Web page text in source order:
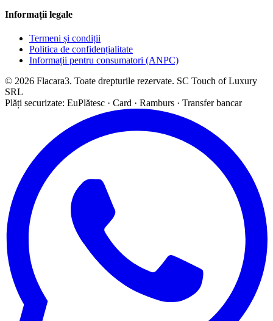
Informații legale
Termeni și condiții
Politica de confidențialitate
Informații pentru consumatori (ANPC)
© 2026 Flacara3. Toate drepturile rezervate. SC Touch of Luxury
SRL
Plăți securizate: EuPlătesc · Card · Ramburs · Transfer bancar